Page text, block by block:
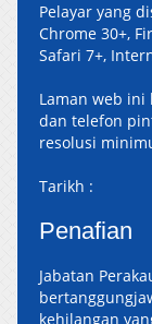
Pelayar yang
Chrome 30+,
Safari 7+,
Laman web
dan telefon
resolusi
Tarikh :
Penafian
Jabatan
kehilangan